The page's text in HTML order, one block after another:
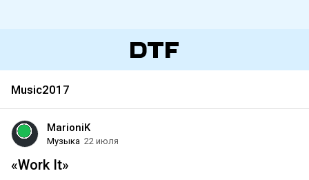
Music2017
MarioniK
Музыка 22 июля
«Work It»